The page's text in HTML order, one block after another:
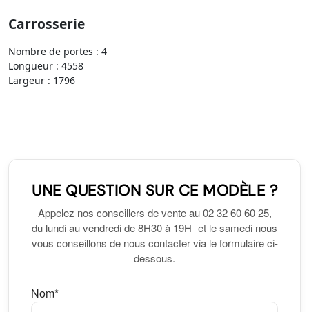
Carrosserie
Nombre de portes : 4
Longueur : 4558
Largeur : 1796
UNE QUESTION SUR CE MODÈLE ?
Appelez nos conseillers de vente au 02 32 60 60 25,
du lundi au vendredi de 8H30 à 19H et le samedi nous
vous conseillons de nous contacter via le formulaire ci-
dessous.
Nom*